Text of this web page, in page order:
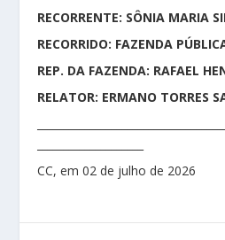
RECORRENTE: SÔNIA MARIA
RECORRIDO: FAZENDA
REP. DA FAZENDA: RAFAEL
RELATOR: ERMANO TORRES
CC, em 02 de julho de 2026